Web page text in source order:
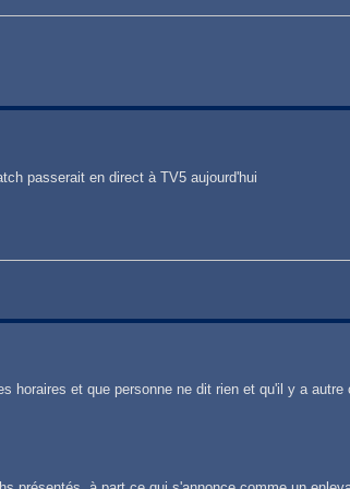
passerait en direct à TV5 aujourd'hui
horaires et que personne ne dit rien et qu'il y a